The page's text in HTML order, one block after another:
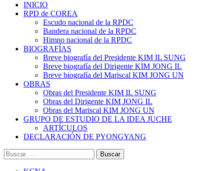
INICIO
RPD de COREA
Escudo nacional de la RPDC
Bandera nacional de la RPDC
Himno nacional de la RPDC
BIOGRAFÍAS
Breve biografía del Presidente KIM IL SUNG
Breve biografía del Dirigente KIM JONG IL
Breve biografía del Mariscal KIM JONG UN
OBRAS
Obras del Presidente KIM IL SUNG
Obras del Dirigente KIM JONG IL
Obras del Mariscal KIM JONG UN
GRUPO DE ESTUDIO DE LA IDEA JUCHE
ARTÍCULOS
DECLARACIÓN DE PYONGYANG
Buscar: